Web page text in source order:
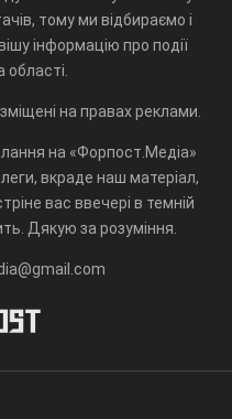
тому ми відбираємо і
інформацію про події
на правах реклами.
на «Форпост.Медіа»
вкраде наш матеріал,
вас ввечері в темній
Дякую за розуміння.